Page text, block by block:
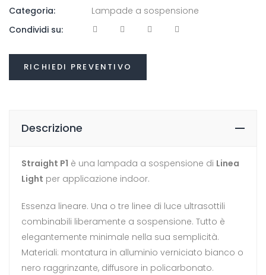
Categoria:
Lampade a sospensione
Condividi su:
RICHIEDI PREVENTIVO
Descrizione
Straight P1 è una lampada a sospensione di Linea
Light per applicazione indoor.
Essenza lineare. Una o tre linee di luce ultrasottili
combinabili liberamente a sospensione. Tutto è
elegantemente minimale nella sua semplicità.
Materiali: montatura in alluminio verniciato bianco o
nero raggrinzante, diffusore in policarbonato.